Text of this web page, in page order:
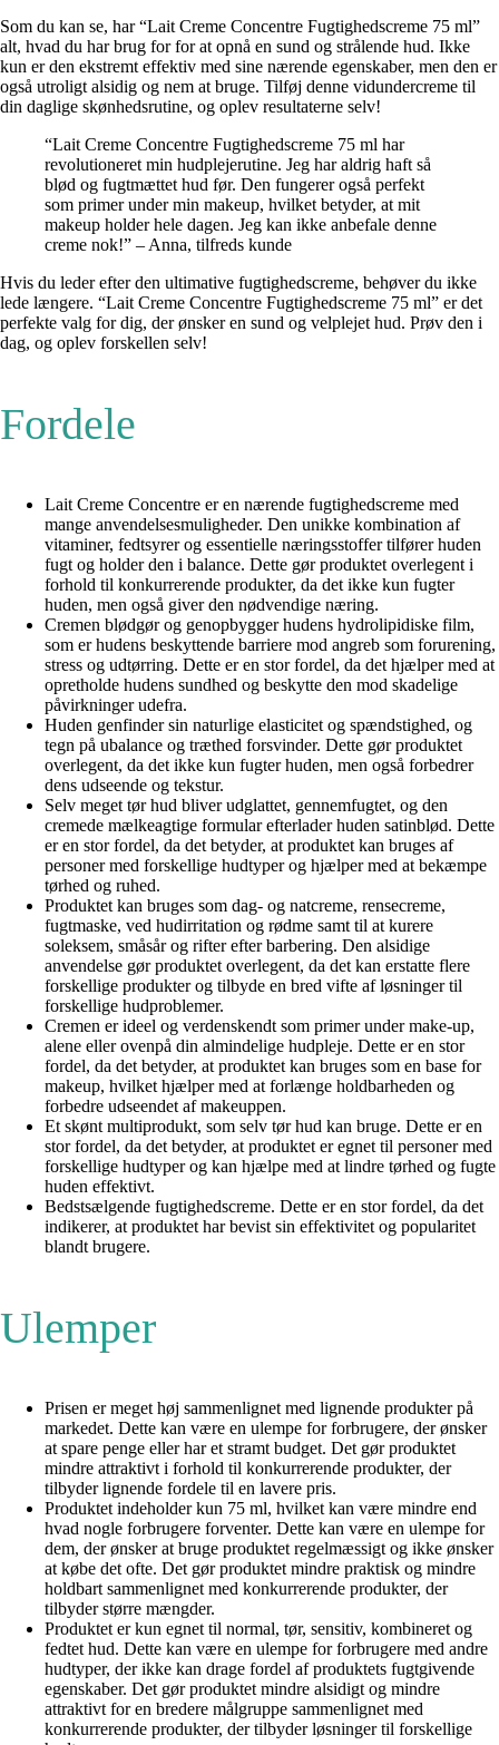
Som du kan se, har “Lait Creme Concentre Fugtighedscreme 75 ml”
alt, hvad du har brug for for at opnå en sund og strålende hud. Ikke
kun er den ekstremt effektiv med sine nærende egenskaber, men den er
også utroligt alsidig og nem at bruge. Tilføj denne vidundercreme til
din daglige skønhedsrutine, og oplev resultaterne selv!
“Lait Creme Concentre Fugtighedscreme 75 ml har
revolutioneret min hudplejerutine. Jeg har aldrig haft så
blød og fugtmættet hud før. Den fungerer også perfekt
som primer under min makeup, hvilket betyder, at mit
makeup holder hele dagen. Jeg kan ikke anbefale denne
creme nok!” – Anna, tilfreds kunde
Hvis du leder efter den ultimative fugtighedscreme, behøver du ikke
lede længere. “Lait Creme Concentre Fugtighedscreme 75 ml” er det
perfekte valg for dig, der ønsker en sund og velplejet hud. Prøv den i
dag, og oplev forskellen selv!
Fordele
Lait Creme Concentre er en nærende fugtighedscreme med
mange anvendelsesmuligheder. Den unikke kombination af
vitaminer, fedtsyrer og essentielle næringsstoffer tilfører huden
fugt og holder den i balance. Dette gør produktet overlegent i
forhold til konkurrerende produkter, da det ikke kun fugter
huden, men også giver den nødvendige næring.
Cremen blødgør og genopbygger hudens hydrolipidiske film,
som er hudens beskyttende barriere mod angreb som forurening,
stress og udtørring. Dette er en stor fordel, da det hjælper med at
opretholde hudens sundhed og beskytte den mod skadelige
påvirkninger udefra.
Huden genfinder sin naturlige elasticitet og spændstighed, og
tegn på ubalance og træthed forsvinder. Dette gør produktet
overlegent, da det ikke kun fugter huden, men også forbedrer
dens udseende og tekstur.
Selv meget tør hud bliver udglattet, gennemfugtet, og den
cremede mælkeagtige formular efterlader huden satinblød. Dette
er en stor fordel, da det betyder, at produktet kan bruges af
personer med forskellige hudtyper og hjælper med at bekæmpe
tørhed og ruhed.
Produktet kan bruges som dag- og natcreme, rensecreme,
fugtmaske, ved hudirritation og rødme samt til at kurere
soleksem, småsår og rifter efter barbering. Den alsidige
anvendelse gør produktet overlegent, da det kan erstatte flere
forskellige produkter og tilbyde en bred vifte af løsninger til
forskellige hudproblemer.
Cremen er ideel og verdenskendt som primer under make-up,
alene eller ovenpå din almindelige hudpleje. Dette er en stor
fordel, da det betyder, at produktet kan bruges som en base for
makeup, hvilket hjælper med at forlænge holdbarheden og
forbedre udseendet af makeuppen.
Et skønt multiprodukt, som selv tør hud kan bruge. Dette er en
stor fordel, da det betyder, at produktet er egnet til personer med
forskellige hudtyper og kan hjælpe med at lindre tørhed og fugte
huden effektivt.
Bedstsælgende fugtighedscreme. Dette er en stor fordel, da det
indikerer, at produktet har bevist sin effektivitet og popularitet
blandt brugere.
Ulemper
Prisen er meget høj sammenlignet med lignende produkter på
markedet. Dette kan være en ulempe for forbrugere, der ønsker
at spare penge eller har et stramt budget. Det gør produktet
mindre attraktivt i forhold til konkurrerende produkter, der
tilbyder lignende fordele til en lavere pris.
Produktet indeholder kun 75 ml, hvilket kan være mindre end
hvad nogle forbrugere forventer. Dette kan være en ulempe for
dem, der ønsker at bruge produktet regelmæssigt og ikke ønsker
at købe det ofte. Det gør produktet mindre praktisk og mindre
holdbart sammenlignet med konkurrerende produkter, der
tilbyder større mængder.
Produktet er kun egnet til normal, tør, sensitiv, kombineret og
fedtet hud. Dette kan være en ulempe for forbrugere med andre
hudtyper, der ikke kan drage fordel af produktets fugtgivende
egenskaber. Det gør produktet mindre alsidigt og mindre
attraktivt for en bredere målgruppe sammenlignet med
konkurrerende produkter, der tilbyder løsninger til forskellige